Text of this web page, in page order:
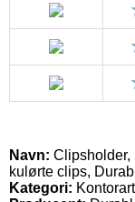
Navn: Clipsholder,
kulørte clips,
Kategori: